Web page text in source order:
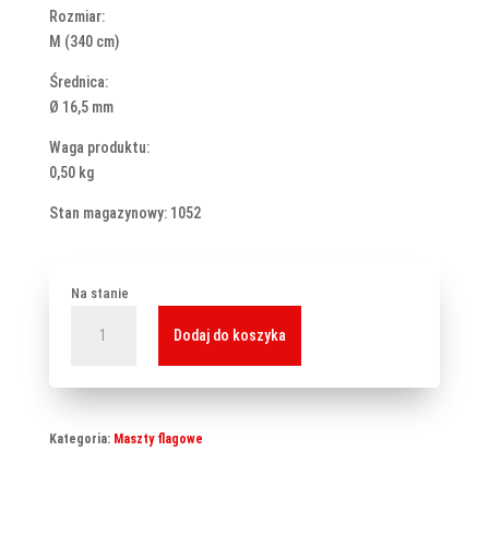
Rozmiar:
M (340 cm)
Średnica:
Ø 16,5 mm
Waga produktu:
0,50 kg
Stan magazynowy: 1052
Na stanie
Maszt
M
340
Dodaj do koszyka
Kategoria: Maszty flagowe